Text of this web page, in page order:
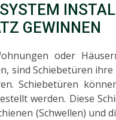
GEWINNEN
oder
sind Schiebetüren
Schiebetüren
werden. Diese
(Schwellen) und